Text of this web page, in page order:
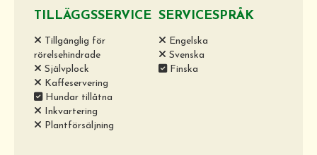
TILLÄGGSSERVICE
Tillgänglig för
rörelsehindrade
Självplock
Kaffeservering
Hundar tillåtna
Inkvartering
Plantförsäljning
SERVICESPRÅK
Engelska
Svenska
Finska